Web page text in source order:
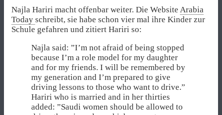
Najla Hariri macht offenbar weiter. Die Website Arabia
Today schreibt, sie habe schon vier mal ihre Kinder zur
Schule gefahren und zitiert Hariri so:
Najla said: ”I’m not afraid of being stopped
because I’m a role model for my daughter
and for my friends. I will be remembered by
my generation and I’m prepared to give
driving lessons to those who want to drive.”
Hariri who is married and in her thirties
added: ”Saudi women should be allowed to